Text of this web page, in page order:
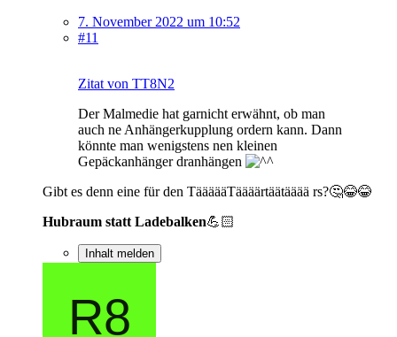
7. November 2022 um 10:52
#11
Zitat von TT8N2
Der Malmedie hat garnicht erwähnt, ob man
auch ne Anhängerkupplung ordern kann. Dann
könnte man wenigstens nen kleinen
Gepäckanhänger dranhängen
Gibt es denn eine für den TäääääTäääärtäätääää rs?🤔😂😂
Hubraum statt Ladebalken💪🏻
Inhalt melden